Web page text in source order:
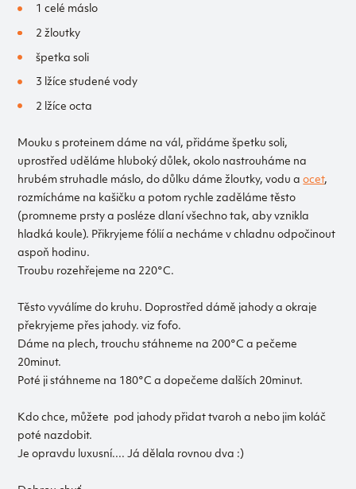
1 celé máslo
2 žloutky
špetka soli
3 lžíce studené vody
2 lžíce octa
Mouku s proteinem dáme na vál, přidáme špetku soli,
uprostřed uděláme hluboký důlek, okolo nastrouháme na
hrubém struhadle máslo, do důlku dáme žloutky, vodu aocet,
rozmícháme na kašičku a potom rychle zaděláme těsto
(promneme prsty a posléze dlaní všechno tak, aby vznikla
hladká koule). Přikryjeme fólií a necháme v chladnu odpočinout
aspoň hodinu.
Troubu rozehřejeme na 220°C.
Těsto vyválíme do kruhu. Doprostřed dámě jahody a okraje
překryjeme přes jahody. viz fofo.
Dáme na plech, trouchu stáhneme na 200°C a pečeme
20minut.
Poté ji stáhneme na 180°C a dopečeme dalších 20minut.
Kdo chce, můžete pod jahody přidat tvaroh a nebo jim koláč
poté nazdobit.
Je opravdu luxusní.... Já dělala rovnou dva :)